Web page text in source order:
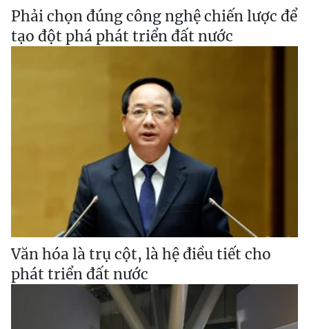
Phải chọn đúng công nghệ chiến lược để
tạo đột phá phát triển đất nước
Văn hóa là trụ cột, là hệ điều tiết cho
phát triển đất nước